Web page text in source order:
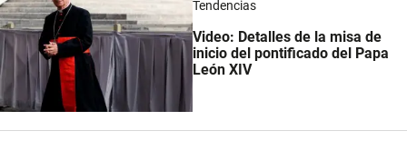
Tendencias
Video: Detalles de la misa de
inicio del pontificado del Papa
León XIV